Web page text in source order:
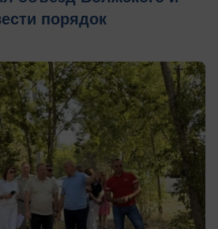
порядок